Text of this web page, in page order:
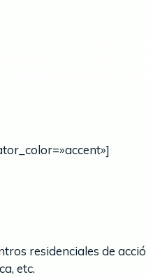
residenciales de
etc.